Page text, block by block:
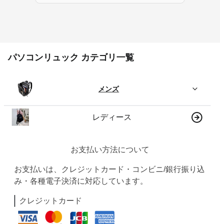
パソコンリュック カテゴリ一覧
メンズ
レディース
お支払い方法について
お支払いは、クレジットカード・コンビニ/銀行振り込
み・各種電子決済に対応しています。
クレジットカード